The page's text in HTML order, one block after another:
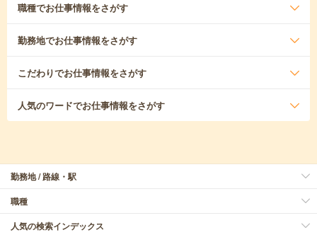
職種でお仕事情報をさがす
勤務地でお仕事情報をさがす
こだわりでお仕事情報をさがす
人気のワードでお仕事情報をさがす
勤務地 / 路線・駅
職種
人気の検索インデックス